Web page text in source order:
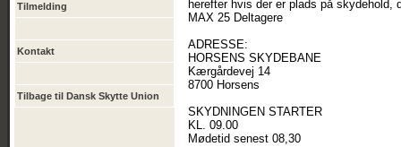
Tilmelding
Kontakt
Tilbage til Dansk Skytte Union
herefter hvis der er plads på
MAX 25 Deltagere
ADRESSE:
HORSENS SKYDEBANE
Kærgårdevej 14
8700 Horsens
SKYDNINGEN STARTER
KL. 09.00
Mødetid senest 08,30